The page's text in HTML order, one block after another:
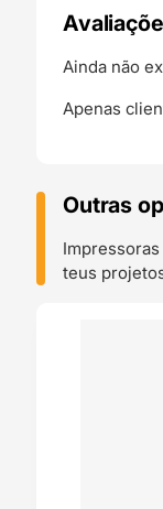
Ainda não
Apenas
Outras
teus